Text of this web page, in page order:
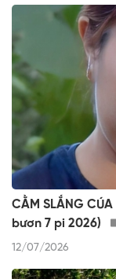
CẰM SLẮNG
bươn 7 pi 2026)
12/07/2026